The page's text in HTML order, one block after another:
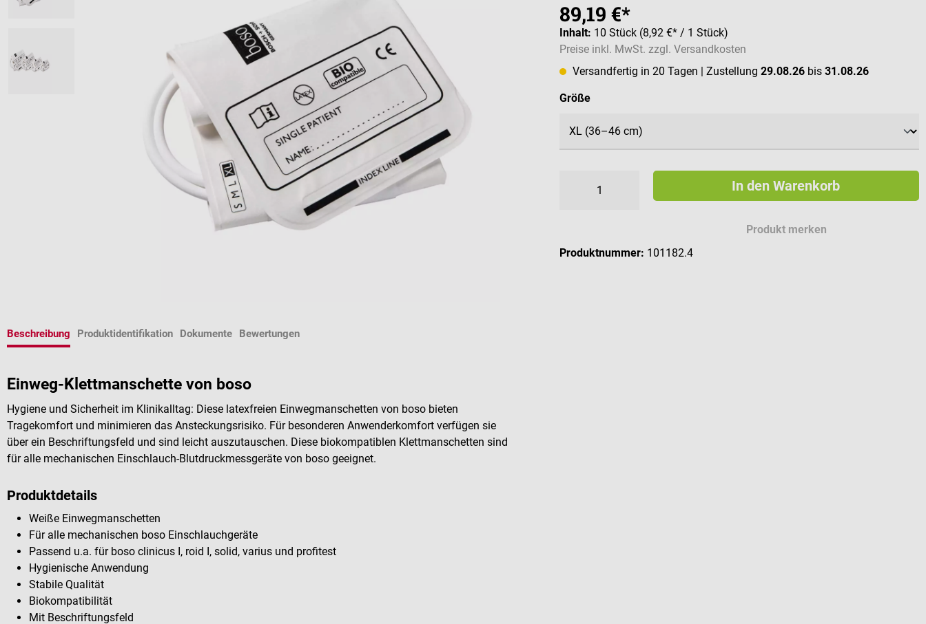
89,19 €*
Inhalt: 10 Stück (8,92 €* / 1 Stück)
Preise inkl. MwSt. zzgl. Versandkosten
Versandfertig in 20 Tagen
| Zustellung29.08.26 bis31.08.26
Größeauswählen
In den Warenkorb
Produkt merken
Produktnummer: 101182.4
Beschreibung Produktidentifikation Dokumente Bewertungen
Einweg-Klettmanschette von boso
Hygiene und Sicherheit im Klinikalltag: Diese latexfreien Einwegmanschetten von boso bieten
Tragekomfort und minimieren das Ansteckungsrisiko. Für besonderen Anwenderkomfort verfügen sie
über ein Beschriftungsfeld und sind leicht auszutauschen. Diese biokompatiblen Klettmanschetten sind
für alle mechanischen Einschlauch-Blutdruckmessgeräte von boso geeignet.
Produktdetails
Weiße Einwegmanschetten
Für alle mechanischen boso Einschlauchgeräte
Passend u.a. für boso clinicus I, roid I, solid, varius und profitest
Hygienische Anwendung
Stabile Qualität
Biokompatibilität
Mit Beschriftungsfeld